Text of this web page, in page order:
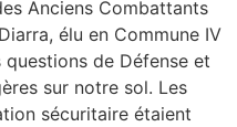
Anciens Combattants
élu en Commune IV
de Défense et
sur notre sol. Les
sécuritaire étaient